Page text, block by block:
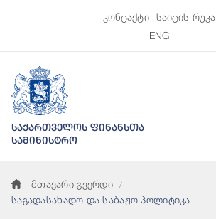
კონტაქტი
საიტის რუკა
ENG
საქართველოს ფინანსთა
სამინისტრო
მთავარი გვერდი
საგადასახადო და საბაჟო პოლიტიკა